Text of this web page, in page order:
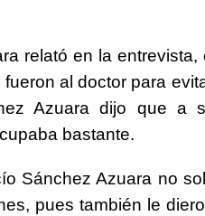
relató en la
al doctor para
Azuara dijo que a
bastante.
Sánchez Azuara no
pues también le